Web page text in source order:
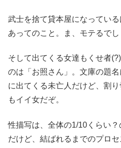
武士を捨て貸本屋になってい
あってのこと。ま、モテるでし
そして出てくる女達もくせ者
のは「お照さん」。文庫の題名
に出てくる未亡人だけど、割
もイイ女だぞ。
性描写は、全体の1/10くらい
だけど、結ばれるまでのプロセ